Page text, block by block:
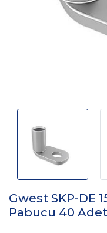
Gwest SKP-DE
Pabucu 40 Adet